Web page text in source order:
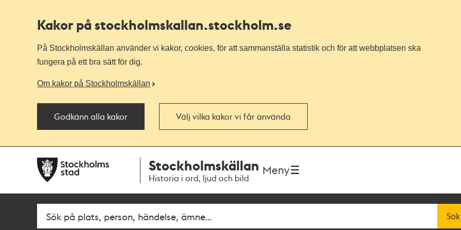
Kakor på stockholmskallan.stockholm.se
På Stockholmskällan använder vi kakor, cookies, för att sammanställa statistik och för att webbplatsen ska
fungera på ett bra sätt för dig.
Om kakor på Stockholmskällan
Godkänn alla kakor Välj vilka kakor vi får använda
navigationen
huvudinnehållet
Stockholmskällan
Historia i ord, ljud och bild
Meny
Fritextsök Sök